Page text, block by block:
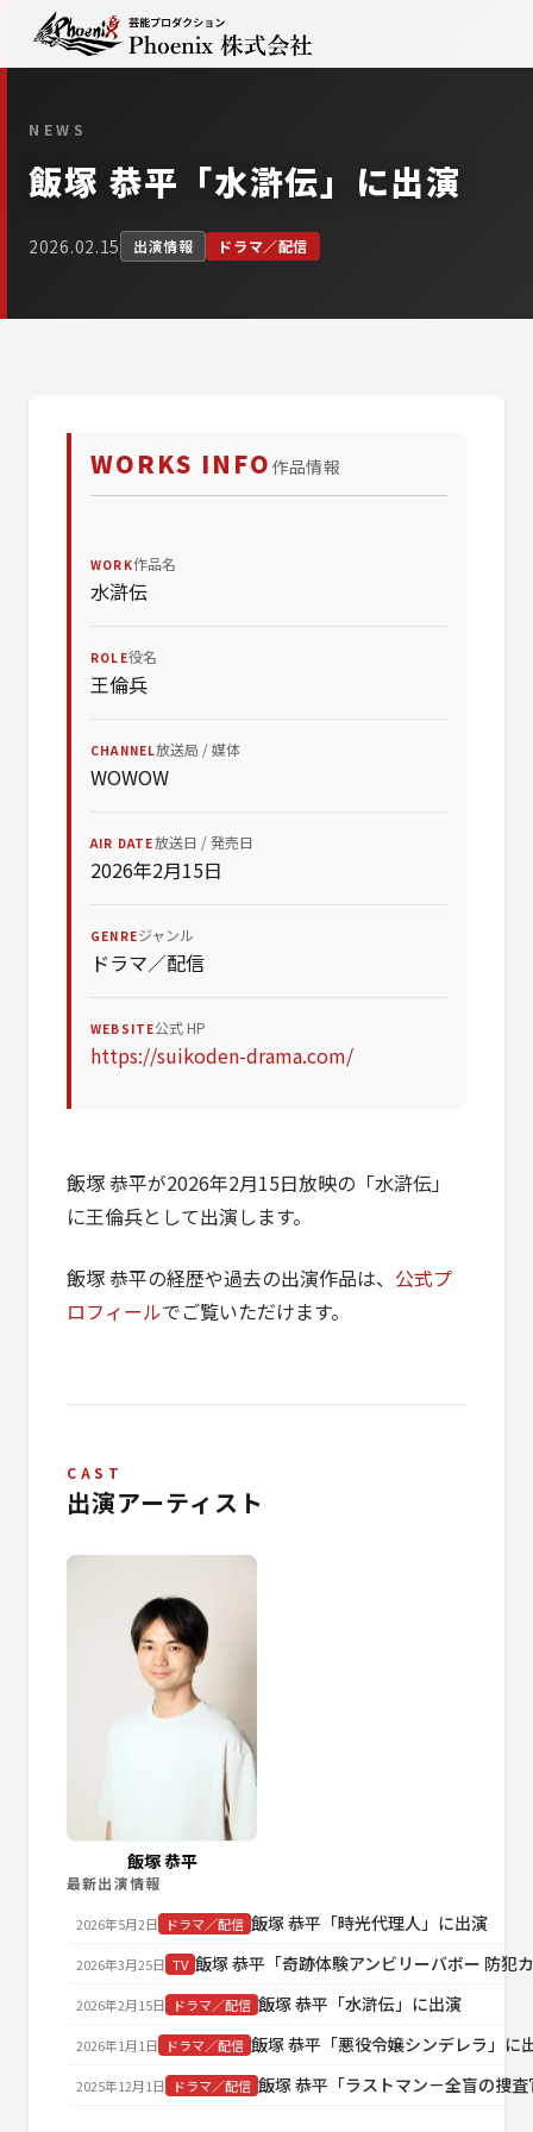
NEWS
飯塚 恭平「水滸伝」に出演
2026.02.15 出演情報 ドラマ／配信
WORKS INFO 作品情報
WORK作品名
水滸伝
ROLE役名
王倫兵
CHANNEL放送局 / 媒体
WOWOW
AIR DATE放送日 / 発売日
2026年2月15日
GENREジャンル
ドラマ／配信
WEBSITE公式 HP
https://suikoden-drama.com/
飯塚 恭平が2026年2月15日放映の「水滸伝」
に王倫兵として出演します。
飯塚 恭平の経歴や過去の出演作品は、 公式プ
ロフィールでご覧いただけます。
CAST
出演アーティスト
飯塚 恭平
最新出演情報
2026年5月2日 ドラマ／配信 飯塚 恭平「時光代理人」に出演
2026年3月25日 TV 飯塚 恭平「奇跡体験アンビリーバボー 防犯
2026年2月15日 ドラマ／配信 飯塚 恭平「水滸伝」に出演
2026年1月1日 ドラマ／配信 飯塚 恭平「悪役令嬢シンデレラ」に
2025年12月1日 ドラマ／配信 飯塚 恭平「ラストマン－全盲の捜